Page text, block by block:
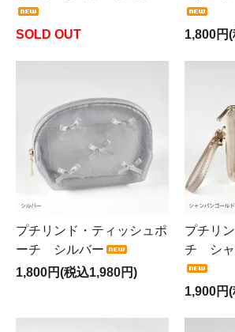
SOLD OUT 1,800円
プチリンド・ティッシュポ
ーチ シルバー
1,800円(税込1,980円)
プチリ
チ シャ
1,900円